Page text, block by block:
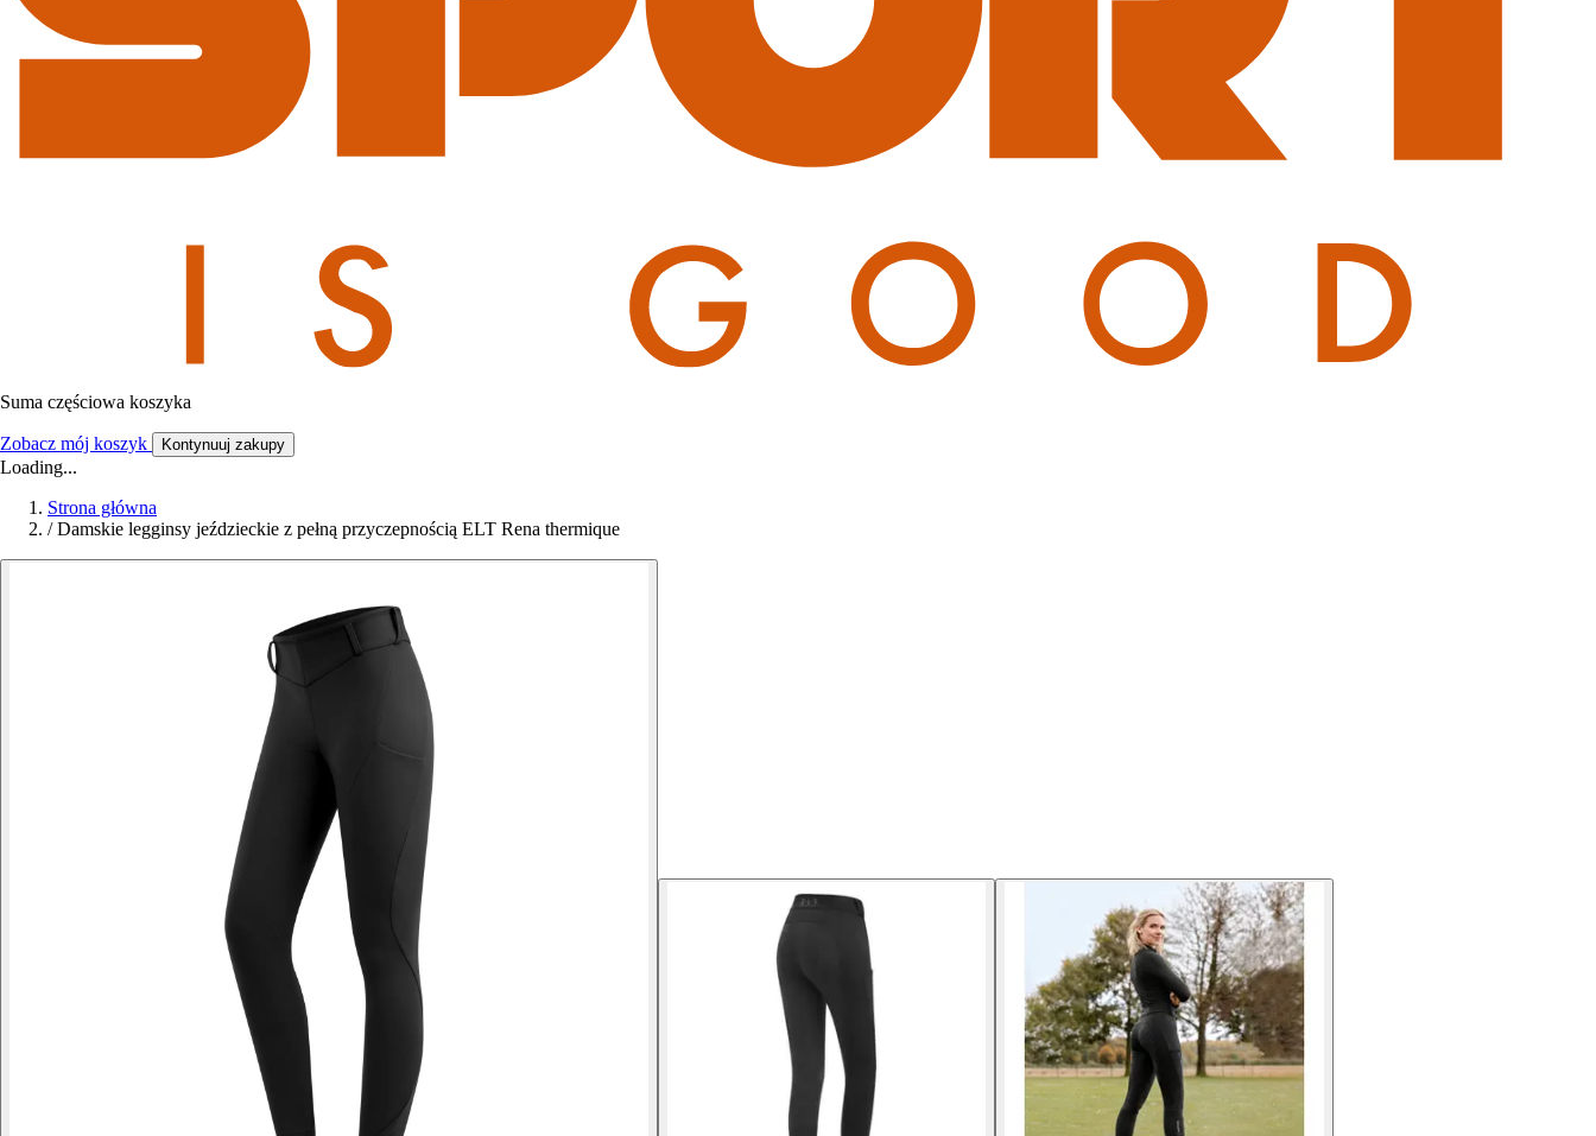
Suma częściowa koszyka
Zobacz mój koszyk Kontynuuj zakupy
Loading...
Strona główna
/ Damskie legginsy jeździeckie z pełną przyczepnością ELT Rena thermique